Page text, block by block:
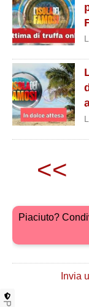
<<
Piaciuto?
Invia